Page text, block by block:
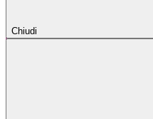
Chiudi